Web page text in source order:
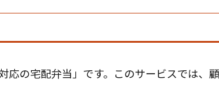
応の宅配弁当」です。このサービスでは、